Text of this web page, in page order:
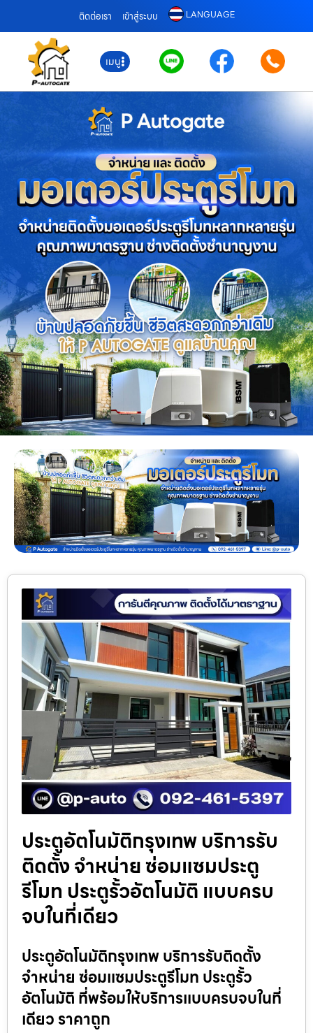
ติดต่อเรา เข้าสู่ระบบ LANGUAGE
เมนู
ประตูอัตโนมัติกรุงเทพ บริการรับ
ติดตั้ง จำหน่าย ซ่อมแซมประตู
รีโมท ประตูรั้วอัตโนมัติ แบบครบ
จบในที่เดียว
ประตูอัตโนมัติกรุงเทพ บริการรับติดตั้ง
จำหน่าย ซ่อมแซมประตูรีโมท ประตูรั้ว
อัตโนมัติ ที่พร้อมให้บริการแบบครบจบในที่
เดียว ราคาถูก